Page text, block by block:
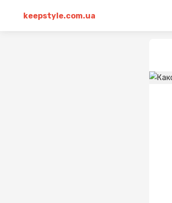
keepstyle.com.ua